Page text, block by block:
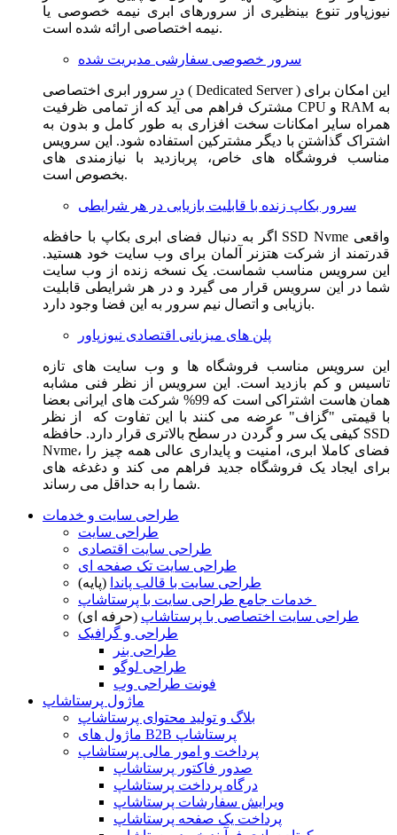
نیوزپاور تنوع بینظیری از سرورهای ابری نیمه خصوصی یا
نیمه اختصاصی ارائه شده است.
سرور خصوصی سفارشی مدیریت شده
در سرور ابری اختصاصی ( Dedicated Server ) این امکان برای
مشترک فراهم می آید که از تمامی ظرفیت CPU و RAM به
همراه سایر امکانات سخت افزاری به طور کامل و بدون به
اشتراک گذاشتن با دیگر مشترکین استفاده شود. این سرویس
مناسب فروشگاه های خاص، پربازدید با نیازمندی های
بخصوص است.
سرور بکاپ زنده با قابلیت بازیابی در هر شرایطی
اگر به دنبال فضای ابری بکاپ با حافظه SSD Nvme واقعی
قدرتمند از شرکت هتزنر آلمان برای وب سایت خود هستید.
این سرویس مناسب شماست. یک نسخه زنده از وب سایت
شما در این سرویس قرار می گیرد و در هر شرایطی قابلیت
بازیابی و اتصال نیم سرور به این فضا وجود دارد.
پلن های میزبانی اقتصادی نیوزپاور
این سرویس مناسب فروشگاه ها و وب سایت های تازه
تاسیس و کم بازدید است. این سرویس از نظر فنی مشابه
همان هاست اشتراکی است که 99% شرکت های ایرانی بعضا
با قیمتی "گزاف" عرضه می کنند با این تفاوت که از نظر
کیفی یک سر و گردن در سطح بالاتری قرار دارد. حافظه SSD
Nvme، فضای کاملا ابری، امنیت و پایداری عالی همه چیز را
برای ایجاد یک فروشگاه جدید فراهم می کند و دغدغه های
شما را به حداقل می رساند.
طراحی سایت و خدمات
طراحی سایت
طراحی سایت اقتصادی
طراحی سایت تک صفحه ای
طراحی سایت با قالب پاندا (پایه)
طراحی سایت اختصاصی با پرستاشاپ (حرفه ای)
طراحی و گرافیک
طراحی بنر
طراحی لوگو
فونت طراحی وب
ماژول پرستاشاپ
بلاگ و تولید محتوای پرستاشاپ
ماژول های B2B پرستاشاپ
پرداخت و امور مالی پرستاشاپ
صدور فاکتور پرستاشاپ
درگاه پرداخت پرستاشاپ
ویرایش سفارشات پرستاشاپ
پرداخت یک صفحه پرستاشاپ